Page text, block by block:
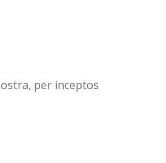
per inceptos